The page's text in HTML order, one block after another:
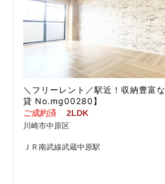
＼フリーレント／駅近！収納豊富
貸 No.mg00280】
ご成約済
2LDK
川崎市中原区
ＪＲ南武線武蔵中原駅